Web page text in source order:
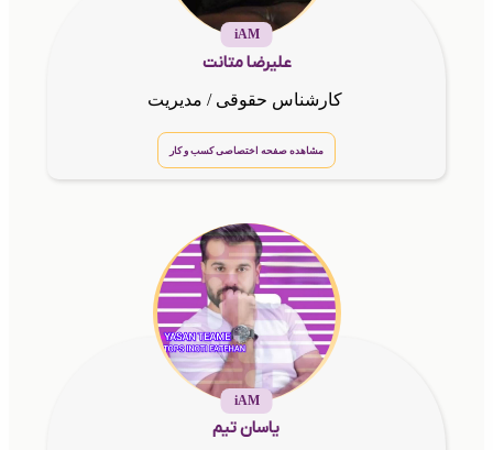
iAM
علیرضا متانت
کارشناس حقوقی / مدیریت
مشاهده صفحه اختصاصی کسب و کار
iAM